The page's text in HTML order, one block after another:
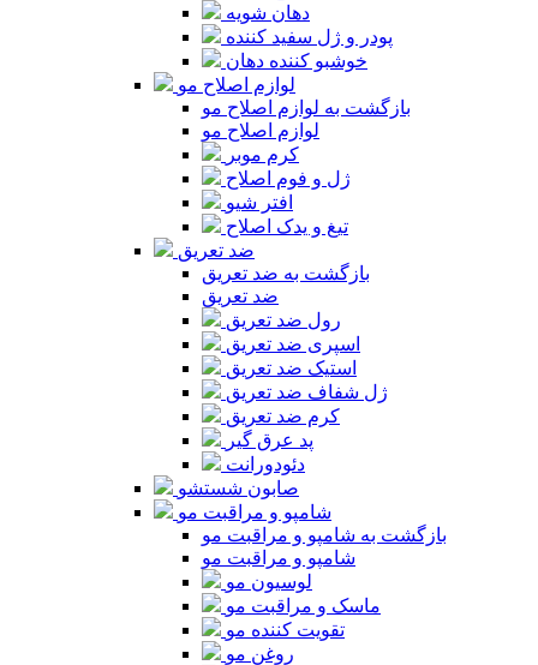
دهان شویه
پودر و ژل سفید کننده
خوشبو کننده دهان
لوازم اصلاح مو
بازگشت به لوازم اصلاح مو
لوازم اصلاح مو
کرم موبر
ژل و فوم اصلاح
افتر شیو
تیغ و یدک اصلاح
ضد تعریق
بازگشت به ضد تعریق
ضد تعریق
رول ضد تعریق
اسپری ضد تعریق
استیک ضد تعریق
ژل شفاف ضد تعریق
کرم ضد تعریق
پد عرق گیر
دئودورانت
صابون شستشو
شامپو و مراقبت مو
بازگشت به شامپو و مراقبت مو
شامپو و مراقبت مو
لوسیون مو
ماسک و مراقبت مو
تقویت کننده مو
روغن مو